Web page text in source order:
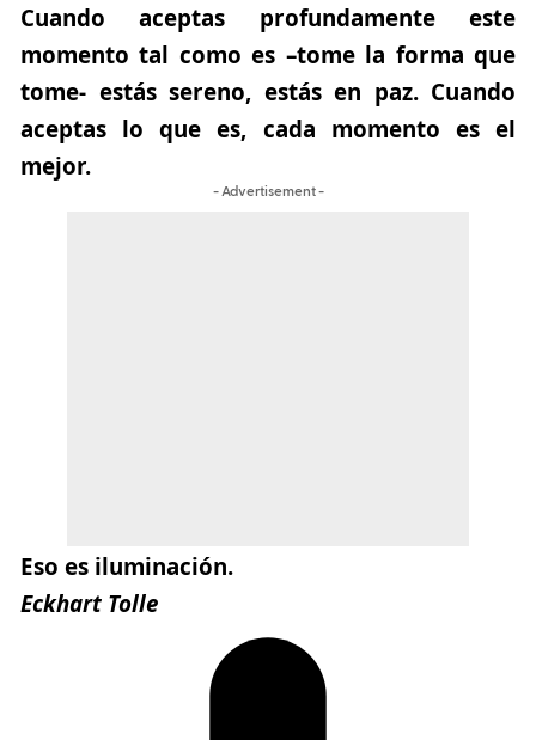
Cuando aceptas profundamente este
momento tal como es –tome la forma que
tome- estás sereno, estás en paz. Cuando
aceptas lo que es, cada momento es el
mejor.
- Advertisement -
Eso es iluminación.
Eckhart Tolle